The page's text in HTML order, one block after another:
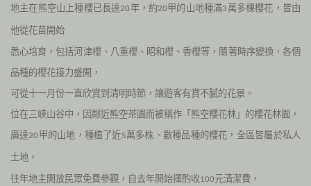
地主在熊空山上種櫻已長達20年，約20甲的山地種滿3 萬多棵櫻花，皆由
他從花苗開始
悉心培育，包括河津櫻、八重櫻、昭和櫻、香櫻等，隨著時序變換，各個
品種的櫻花接力盛開，
可從十一月份一直欣賞到清明時節，讓遊客有賞不膩的花景。
位在三峽山谷中，因鄰近熊空茶園而被稱作「熊空櫻花林」的櫻花林園，
廣達20 甲的山地，種植了近5萬多株、數種品種的櫻花，全區皆屬於私人
土地，
往年地主開放民眾免費參觀，自去年開始擇酌收100元清潔費，